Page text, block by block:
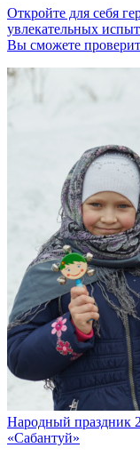
Откройте для себя
увлекательных
Вы сможете
Народный праздник
«Сабантуй»